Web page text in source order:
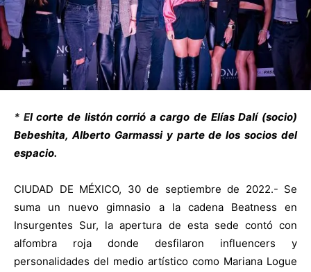
* El corte de listón corrió a cargo de Elías Dalí (socio)
Bebeshita, Alberto Garmassi y parte de los socios del
espacio.
CIUDAD DE MÉXICO, 30 de septiembre de 2022.- Se
suma un nuevo gimnasio a la cadena Beatness en
Insurgentes Sur, la apertura de esta sede contó con
alfombra roja donde desfilaron influencers y
personalidades del medio artístico como Mariana Logue